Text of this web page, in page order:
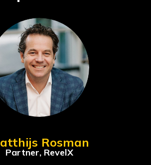
Rosman
Partner, RevelX